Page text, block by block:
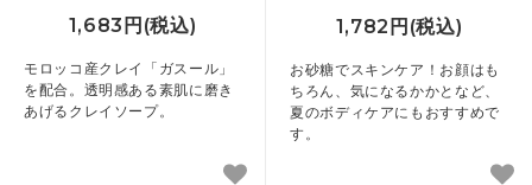
1,683円(税込)
モロッコ産クレイ「ガスール」
を配合。透明感ある素肌に磨き
あげるクレイソープ。
1,782円(税込)
お砂糖でスキンケア！お顔はも
ちろん、気になるかかとなど、
夏のボディケアにもおすすめで
す。